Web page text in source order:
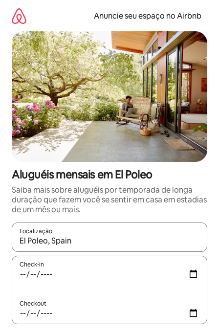
para
conteúdo
Anuncie seu espaço no Airbnb
Aluguéis mensais em El Poleo
Saiba mais sobre aluguéis por temporada de longa
duração que fazem você se sentir em casa em estadias
de um mês ou mais.
Localização
Quando os resultados estiverem disponíveis, explore-os
Check-in
Checkout